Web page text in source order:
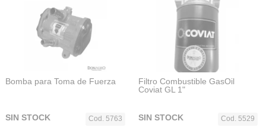
Bomba para Toma de Fuerza
Cod. 5763
SIN STOCK
Filtro Combustible GasOil
Coviat GL 1"
Cod. 5529
SIN STOCK